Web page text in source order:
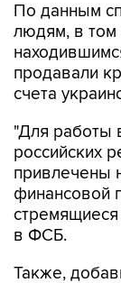
По данным
людям, в том
продавали
счета
"Для работы
российских
привлечены
финансовой
стремящиеся
в ФСБ.
Также,